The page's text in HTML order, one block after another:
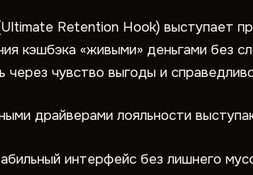
Retention Hook) выступает
кэшбэка «живыми» деньгами без
через чувство выгоды и
драйверами лояльности
интерфейс без лишнего